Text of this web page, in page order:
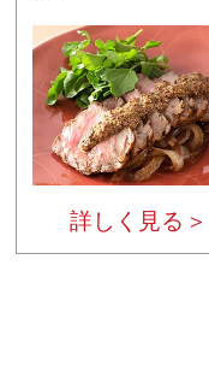
詳しく見る＞